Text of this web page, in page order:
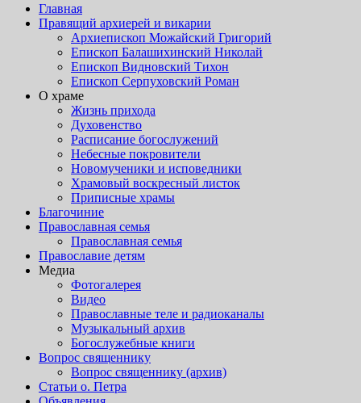
Главная
Правящий архиерей и викарии
Архиепископ Можайский Григорий
Епископ Балашихинский Николай
Епископ Видновский Тихон
Епископ Серпуховский Роман
О храме
Жизнь прихода
Духовенство
Расписание богослужений
Небесные покровители
Новомученики и исповедники
Храмовый воскресный листок
Приписные храмы
Благочиние
Православная семья
Православная семья
Православие детям
Медиа
Фотогалерея
Видео
Православные теле и радиоканалы
Музыкальный архив
Богослужебные книги
Вопрос священнику
Вопрос священнику (архив)
Статьи о. Петра